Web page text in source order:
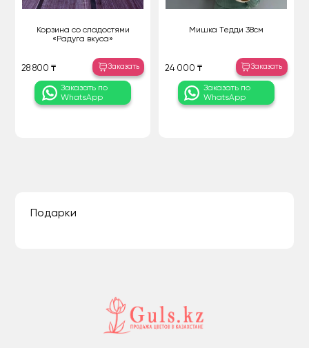
Корзина со сладостями
«Радуга вкуса»
28 800 ₸ Заказать
Заказать по
WhatsApp
Мишка Тедди 38см
24 000 ₸ Заказать
Заказать по
WhatsApp
Подарки